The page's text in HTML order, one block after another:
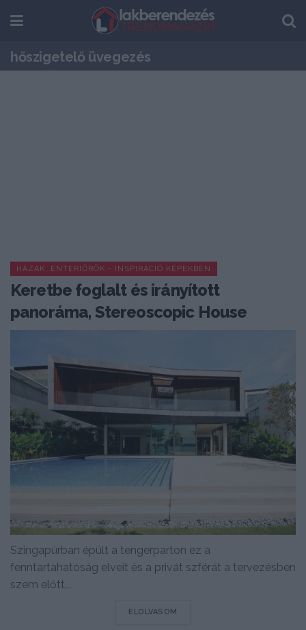
hőszigetelő üvegezés
HÁZAK, ENTERIŐRÖK - INSPIRÁCIÓ KÉPEKBEN
Keretbe foglalt és irányított
panoráma, Stereoscopic House
Szingapúrban épült a tengerparton ez a
fenntartahatóság elveit és a privát szférát a tervezésben
szem előtt...
ELOLVASOM